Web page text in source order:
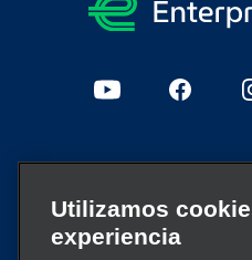
Mapa del sitio
Utilizamos
experiencia